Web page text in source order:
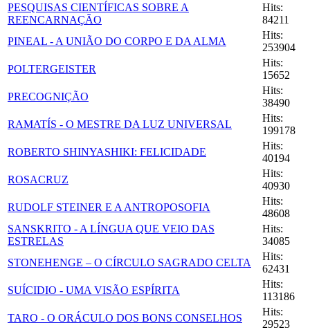
PESQUISAS CIENTÍFICAS SOBRE A
REENCARNAÇÃO
Hits:
84211
PINEAL - A UNIÃO DO CORPO E DA ALMA
Hits:
253904
POLTERGEISTER
Hits:
15652
PRECOGNIÇÃO
Hits:
38490
RAMATÍS - O MESTRE DA LUZ UNIVERSAL
Hits:
199178
ROBERTO SHINYASHIKI: FELICIDADE
Hits:
40194
ROSACRUZ
Hits:
40930
RUDOLF STEINER E A ANTROPOSOFIA
Hits:
48608
SANSKRITO - A LÍNGUA QUE VEIO DAS
ESTRELAS
Hits:
34085
STONEHENGE – O CÍRCULO SAGRADO CELTA
Hits:
62431
SUÍCIDIO - UMA VISÃO ESPÍRITA
Hits:
113186
TARO - O ORÁCULO DOS BONS CONSELHOS
Hits:
29523